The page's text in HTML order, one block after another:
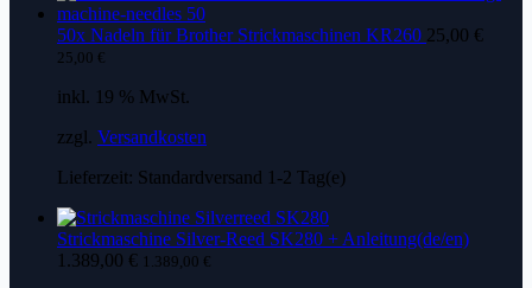
50x Nadeln für Brother Strickmaschinen KR260 25,00 €
25,00 €
inkl. 19 % MwSt.
zzgl. Versandkosten
Lieferzeit: Standardversand 1-2 Tag(e)
Strickmaschine Silver-Reed SK280 + Anleitung(de/en)
1.389,00 € 1.389,00 €